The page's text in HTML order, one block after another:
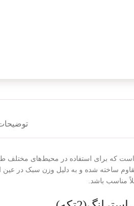
است که برای استفاده در محیط‌های
مقاوم ساخته شده و به دلیل وزن سبک در
مناسب باشد.